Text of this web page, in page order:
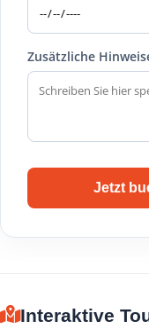
Zusätzliche
Jetzt
Interaktive